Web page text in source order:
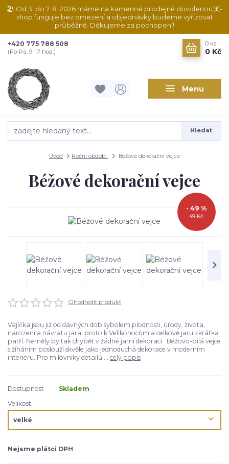
🏖️ Od 3. do 7. 8. 2026 máme na kamenné prodejně dovolenou. E-
shop funguje bez omezení a objednávky budeme vyřizovat
průběžně. Děkujeme za pochopení!
Menu
Hledat
+420 775 788 508
(Po-Pá, 9-17 hod.)
0 ks
0 Kč
Úvod Roční období Béžové dekorační vejce
Béžové dekorační vejce
49 Kč
- 49 %
Ohodnotit produkt
Vajíčka jsou již od dávných dob sybolem plodnosti, úrody, života,
narození a návratu jara, proto k Velikonocům a celkově jaru zkrátka
patří. Neměly by tak chybět v žádné jarní dekoraci. Béžovo-bílá vejce
s žíháním poslouží skvěle jako jednoduchá dekorace v moderním
interiéru. Pro milovníky detailů ... celý popis
Dostupnost
Skladem
Velikost
Nejsme plátci DPH